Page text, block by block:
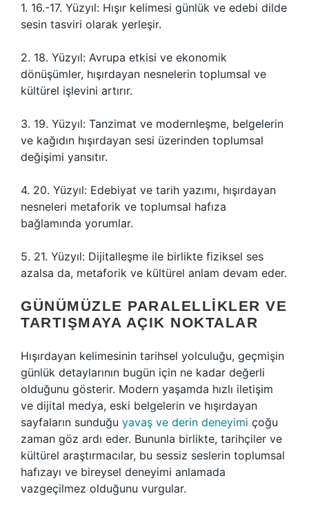
1. 16.-17. Yüzyıl: Hışır kelimesi günlük ve edebi dilde
sesin tasviri olarak yerleşir.
2. 18. Yüzyıl: Avrupa etkisi ve ekonomik
dönüşümler, hışırdayan nesnelerin toplumsal ve
kültürel işlevini artırır.
3. 19. Yüzyıl: Tanzimat ve modernleşme, belgelerin
ve kağıdın hışırdayan sesi üzerinden toplumsal
değişimi yansıtır.
4. 20. Yüzyıl: Edebiyat ve tarih yazımı, hışırdayan
nesneleri metaforik ve toplumsal hafıza
bağlamında yorumlar.
5. 21. Yüzyıl: Dijitalleşme ile birlikte fiziksel ses
azalsa da, metaforik ve kültürel anlam devam eder.
GÜNÜMÜZLE PARALELLIKLER VE
TARTIŞMAYA AÇIK NOKTALAR
Hışırdayan kelimesinin tarihsel yolculuğu, geçmişin
günlük detaylarının bugün için ne kadar değerli
olduğunu gösterir. Modern yaşamda hızlı iletişim
ve dijital medya, eski belgelerin ve hışırdayan
sayfaların sunduğu yavaş ve derin deneyimi çoğu
zaman göz ardı eder. Bununla birlikte, tarihçiler ve
kültürel araştırmacılar, bu sessiz seslerin toplumsal
hafızayı ve bireysel deneyimi anlamada
vazgeçilmez olduğunu vurgular.